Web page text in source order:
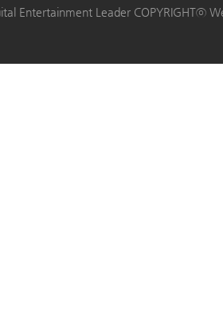
Entertainment Leader COPYRIGHTⓒ